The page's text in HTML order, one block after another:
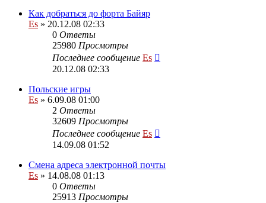
Как добраться до форта Байяр
Es » 20.12.08 02:33
0 Ответы
25980 Просмотры
Последнее сообщение Es
20.12.08 02:33
Польские игры
Es » 6.09.08 01:00
2 Ответы
32609 Просмотры
Последнее сообщение Es
14.09.08 01:52
Смена адреса электронной почты
Es » 14.08.08 01:13
0 Ответы
25913 Просмотры